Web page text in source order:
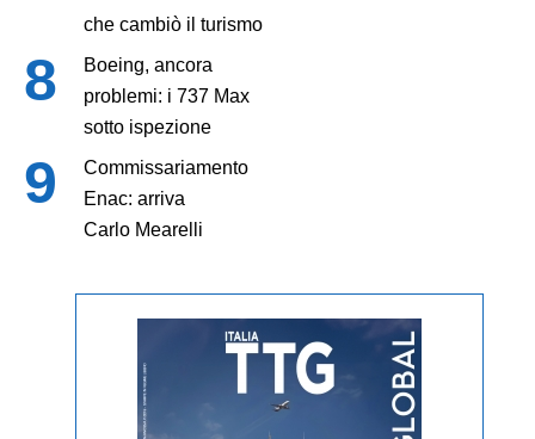
che cambiò il turismo
Boeing, ancora
problemi: i 737 Max
sotto ispezione
Commissariamento
Enac: arriva
Carlo Mearelli